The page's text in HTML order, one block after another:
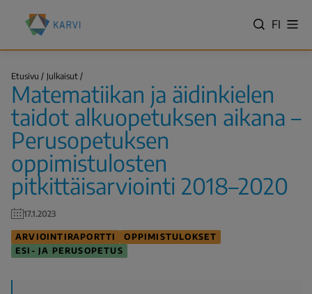
pääsisältöön
Kansallinen
koulutuksen
arviointikeskus
VÄLJ
-
SUOMI
FI
Murupolku
Etusivu Julkaisut
äidinkielen
taidot…
Matematiikan ja äidinkielen
taidot alkuopetuksen aikana –
Perusopetuksen
oppimistulosten
pitkittäisarviointi 2018–2020
17.1.2023
ARVIOINTIRAPORTTI
OPPIMISTULOKSET
ESI- JA PERUSOPETUS